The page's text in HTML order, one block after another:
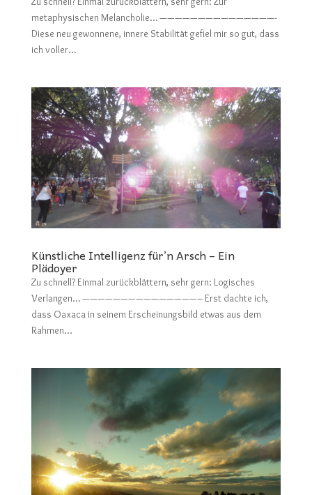
metaphysischen Melancholie… ———————————————-
Diese neu gewonnene, innere Stabilität gefiel mir so gut, dass
ich voller...
Künstliche Intelligenz für’n Arsch – Ein
Plädoyer
Zu schnell? Einmal zurückblättern, sehr gern: Logisches
Verlangen… ———————————————– Erst dachte ich,
dass Oaxaca in seinem Erscheinungsbild etwas aus dem
Rahmen...